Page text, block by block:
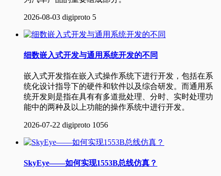
2026-08-03 digiproto 5
细数嵌入式开发与通用系统开发的不同
嵌入式开发指在嵌入式操作系统下进行开发，包括在系
统化设计指导下的硬件和软件以及综合研发。而通用系
统开发则是指在具有有多道批处理、分时、实时处理功
能中的两种及以上功能的操作系统中进行开发。
2026-07-22 digiproto 1056
SkyEye——如何实现1553B总线仿真？